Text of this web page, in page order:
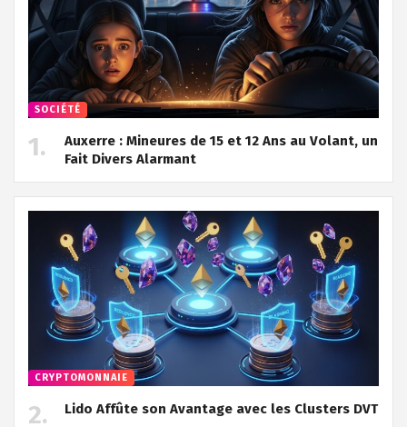
SOCIÉTÉ
Auxerre : Mineures de 15 et 12 Ans au Volant, un
Fait Divers Alarmant
CRYPTOMONNAIE
Lido Affûte son Avantage avec les Clusters DVT